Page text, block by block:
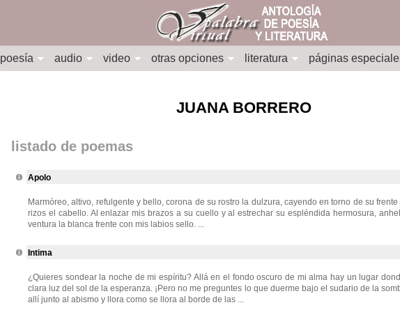
poesía audio video otras opciones literatura páginas
JUANA BORRERO
listado de poemas
Apolo
Marmóreo, altivo, refulgente y bello, corona de su rostro la dulzura, cayendo en torno de su
rizos el cabello. Al enlazar mis brazos a su cuello y al estrechar su espléndida hermosura,
ventura la blanca frente con mis labios sello. ...
Intima
¿Quieres sondear la noche de mi espíritu? Allá en el fondo oscuro de mi alma hay un lugar
clara luz del sol de la esperanza. ¡Pero no me preguntes lo que duerme bajo el sudario de la
allí junto al abismo y llora como se llora al borde de las ...